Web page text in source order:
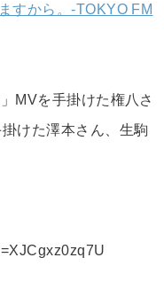
すから。-TOKYO FM
MVを手掛けた権八さ
けた澤本さん、生駒